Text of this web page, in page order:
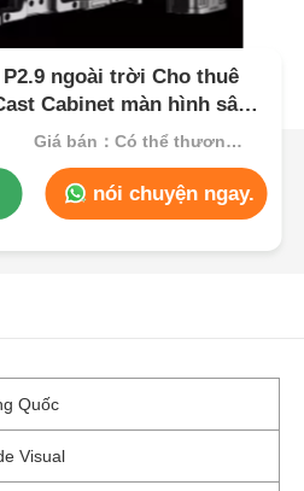
ngoài trời Cho thuê
Cabinet màn hình sân
sự kiện hòa nhạc
Giá bán：Có thể thương lượng
nói chuyện ngay.
Quốc
Visual